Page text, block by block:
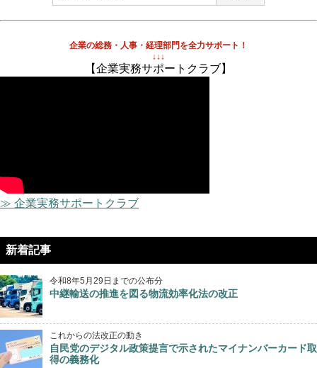
企業の総務・人事・経理部門を全力サポート！
↓↓↓
【企業実務サポートクラブ】
≫ 企業実務サポートクラブ
新着記事
令和8年5月29日までの公布分
中継輸送の推進を図る物流効率化法の改正
これからの法改正の動き
自民党のデジタル政策提言で示されたマイナンバーカード取
得の義務化